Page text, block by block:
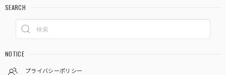
SEARCH
NOTICE
プライバシーポリシー